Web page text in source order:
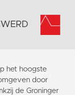
het hoogste
door
de Groninger